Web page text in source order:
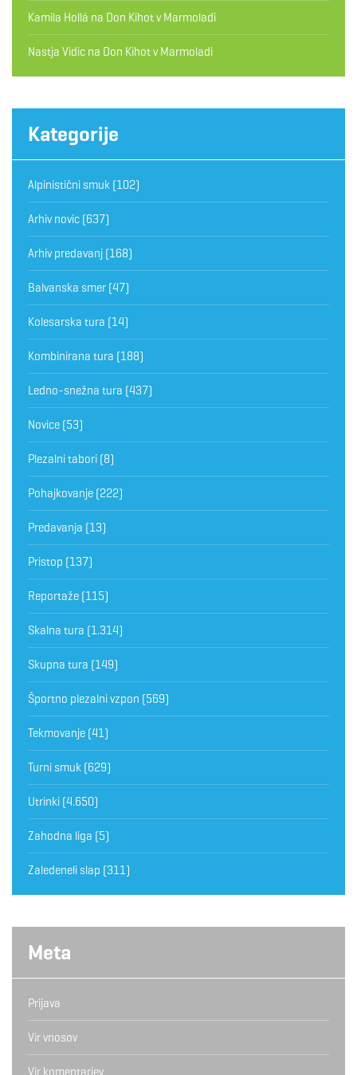
Kamila Hollá na Don Kihot v Marmoladi
Nastja Vidic na Don Kihot v Marmoladi
Kategorije
Alpinistični smuk (102)
Arhiv novic (637)
Arhiv predavanj (168)
Balvanska smer (47)
Kolesarska tura (14)
Kombinirana tura (188)
Ledno-snežna tura (437)
Novice (53)
Plezalni tabori (8)
Pohajkovanje (222)
Predavanja (13)
Pristop (137)
Reportaže (115)
Skalna tura (1.314)
Skupna tura (149)
Športno plezalni vzpon (569)
Tekmovanje (41)
Turni smuk (629)
Utrinki (4.650)
Zahodna liga (5)
Zaledeneli slap (311)
Meta
Prijava
Vir vnosov
Vir komentarjev